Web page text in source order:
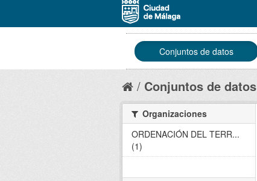
Conjuntos de datos
Conjuntos de datos
Organizaciones
ORDENACIÓN DEL TERR...
(1)